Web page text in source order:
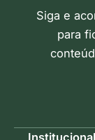
Siga e
para
Institucional